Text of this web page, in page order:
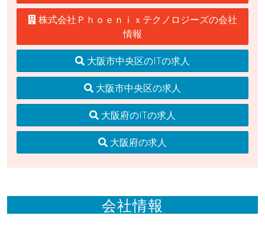
株式会社Ｐｈｏｅｎｉｘテクノロジーズの会社
情報
大阪市中央区のITの求人
大阪市中央区の求人
大阪府のITの求人
大阪府の求人
会社情報